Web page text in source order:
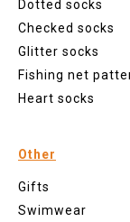
Dotted socks
Checked socks
Glitter socks
Fishing net
Heart socks
Other
Gifts
Swimwear